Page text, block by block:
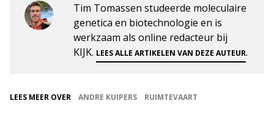
Tim Tomassen studeerde moleculaire
genetica en biotechnologie en is
werkzaam als online redacteur bij
KIJK. LEES ALLE ARTIKELEN VAN DEZE AUTEUR.
LEES MEER OVER ANDRE KUIPERS RUIMTEVAART